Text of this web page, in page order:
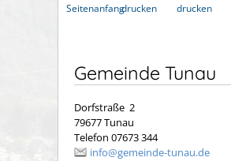
Seitenanfangdrucken
drucken
Gemeinde Tunau
Dorfstraße 2
79677 Tunau
Telefon 07673 344
info@gemeinde-tunau.de